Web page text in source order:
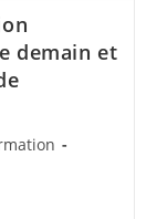
demain et